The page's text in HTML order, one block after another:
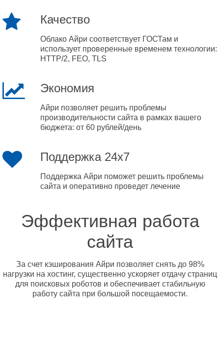
Качество
Облако Айри соответствует ГОСТам и
использует проверенные временем технологии:
HTTP/2, FEO, TLS
Экономия
Айри позволяет решить проблемы
производительности сайта в рамках вашего
бюджета: от 60 рублей/день
Поддержка 24x7
Поддержка Айри поможет решить проблемы
сайта и оперативно проведет лечение
Эффективная работа
сайта
За счет кэширования Айри позволяет снять до 98%
нагрузки на хостинг, существенно ускоряет отдачу страниц
для поисковых роботов и обеспечивает стабильную
работу сайта при большой посещаемости.